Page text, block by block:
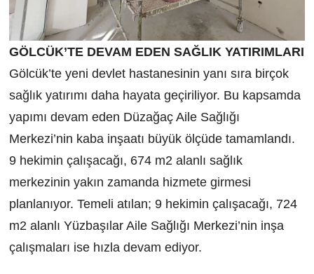
GÖLCÜK’TE DEVAM EDEN SAĞLIK YATIRIMLARI
Gölcük’te yeni devlet hastanesinin yanı sıra birçok
sağlık yatırımı daha hayata geçiriliyor. Bu kapsamda
yapımı devam eden Düzağaç Aile Sağlığı
Merkezi’nin kaba inşaatı büyük ölçüde tamamlandı.
9 hekimin çalışacağı, 674 m2 alanlı sağlık
merkezinin yakın zamanda hizmete girmesi
planlanıyor. Temeli atılan; 9 hekimin çalışacağı, 724
m2 alanlı Yüzbaşılar Aile Sağlığı Merkezi’nin inşa
çalışmaları ise hızla devam ediyor.